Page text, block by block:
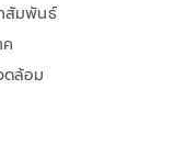
สัมพันธ์
ล้อม